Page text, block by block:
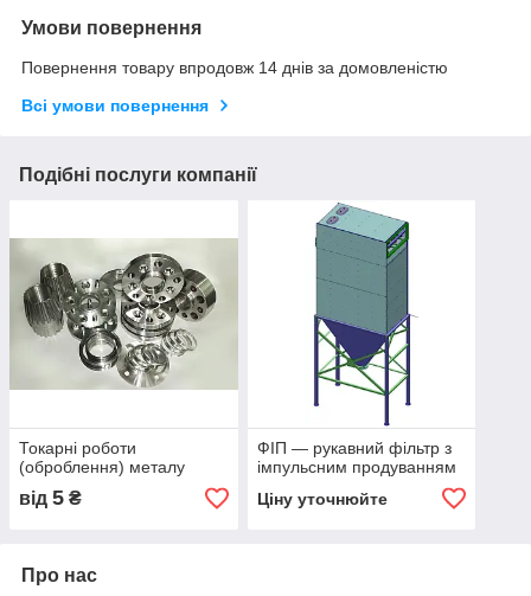
Умови повернення
Повернення товару впродовж 14 днів за домовленістю
Всі умови повернення
Подібні послуги компанії
Токарні роботи
(оброблення) металу
від 5 ₴
ФІП — рукавний фільтр з
імпульсним продуванням
Ціну уточнюйте
Про нас